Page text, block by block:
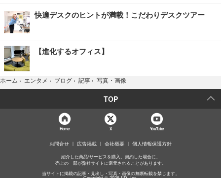
快適デスクのヒントが満載！こだわりデスクツアー
【進化するオフィス】
ホーム › エンタメ › ブログ › 記事 › 写真・画像
TOP
Home X YouTube
お問合せ 広告掲載 会社概要 個人情報保護方針
紹介した商品/サービスを購入、契約した場合に、
売上の一部が弊社サイトに還元されることがあります。
当サイトに掲載の記事・見出し・写真・画像の無断転載を禁じます。